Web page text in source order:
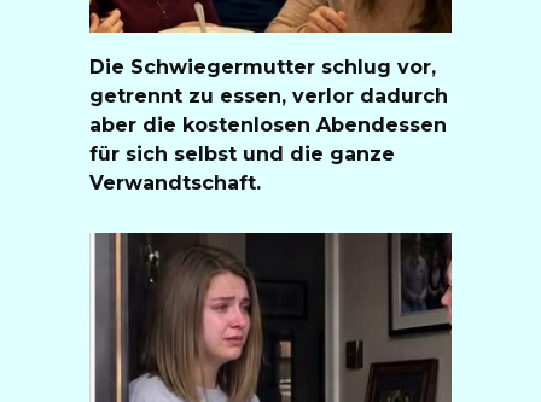
Die Schwiegermutter schlug vor,
getrennt zu essen, verlor dadurch
aber die kostenlosen Abendessen
für sich selbst und die ganze
Verwandtschaft.